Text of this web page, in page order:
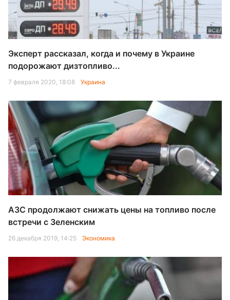
Эксперт рассказал, когда и почему в Украине
подорожают дизтопливо...
7 февраля 2020, 18:08 Украина
АЗС продолжают снижать цены на топливо после
встречи с Зеленским
26 декабря 2019, 14:25 Экономика